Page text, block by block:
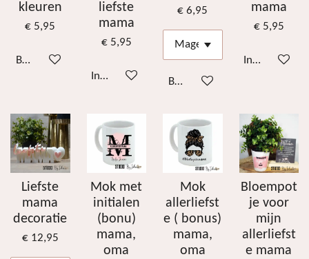
kleuren
€ 5,95
Bekijk details
liefste
mama
€ 5,95
In winkelwagen
€ 6,95
Bekijk details
mama
€ 5,95
In
Liefste
mama
decoratie
€ 12,95
Mok met
initialen
(bonu)
mama,
oma
Mok
allerliefst
e ( bonus)
mama,
oma
Bloempot
je voor
mijn
allerliefst
e mama